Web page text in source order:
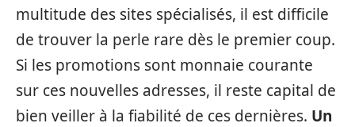
multitude des sites spécialisés, il est difficile
de trouver la perle rare dès le premier coup.
Si les promotions sont monnaie courante
sur ces nouvelles adresses, il reste capital de
bien veiller à la fiabilité de ces dernières. Un